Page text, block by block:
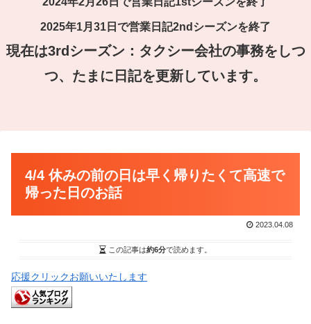
2025年1月31日で営業日記2ndシーズンを終了
現在は3rdシーズン：タクシー会社の事務をしつ
つ、たまに日記を更新しています。
4/4 休みの前の日は早く帰りたくて高速で
帰った日のお話
2023.04.08
この記事は約6分で読めます。
応援クリックお願いいたします